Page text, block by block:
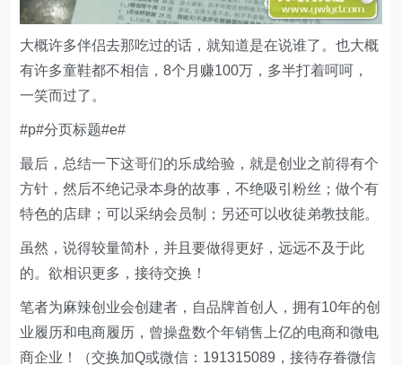
大概许多伴侣去那吃过的话，就知道是在说谁了。也大概
有许多童鞋都不相信，8个月赚100万，多半打着呵呵，
一笑而过了。
#p#分页标题#e#
最后，总结一下这哥们的乐成给验，就是创业之前得有个
方针，然后不绝记录本身的故事，不绝吸引粉丝；做个有
特色的店肆；可以采纳会员制；另还可以收徒弟教技能。
虽然，说得较量简朴，并且要做得更好，远远不及于此
的。欲相识更多，接待交换！
笔者为麻辣创业会创建者，自品牌首创人，拥有10年的创
业履历和电商履历，曾操盘数个年销售上亿的电商和微电
商企业！（交换加Q或微信：191315089，接待存眷微信